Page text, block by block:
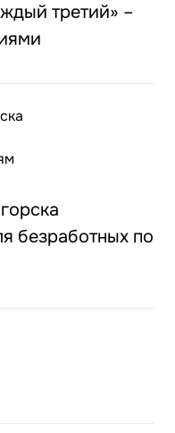
третий» –
безработных по